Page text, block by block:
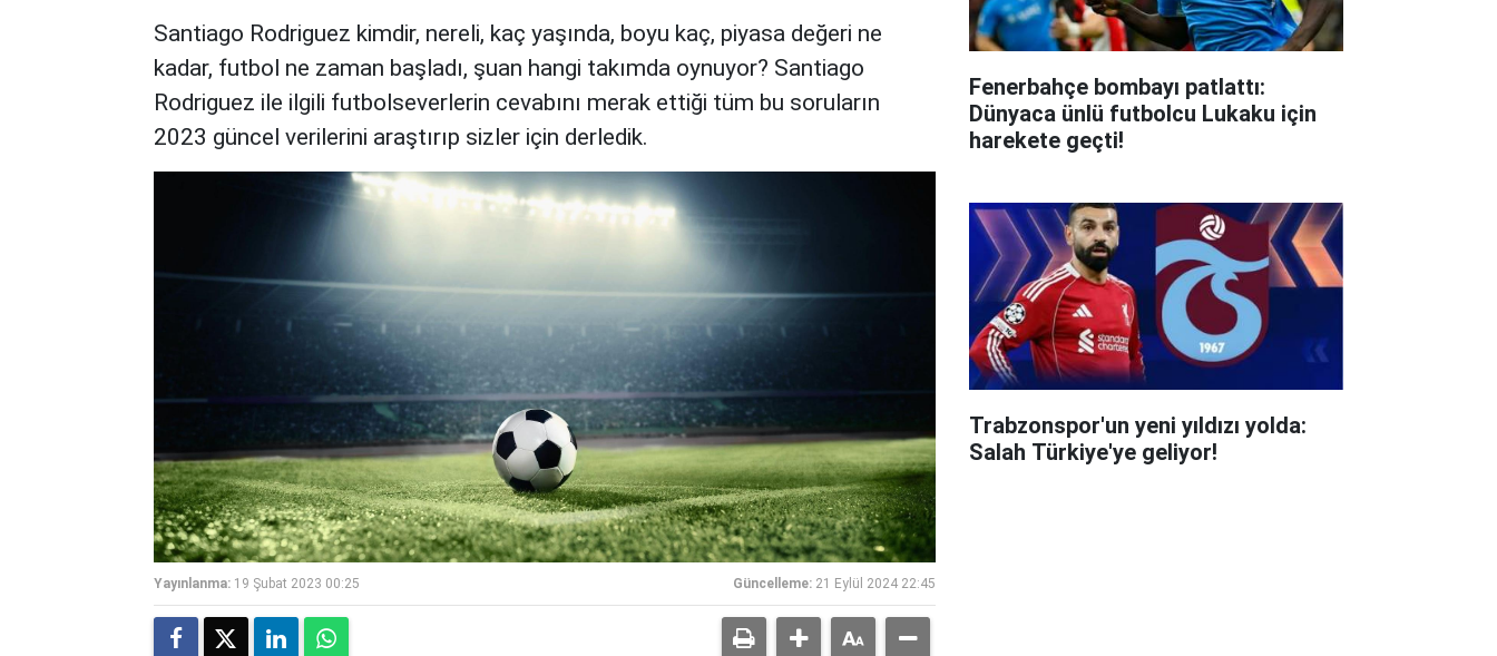
Santiago Rodriguez kimdir, nereli, kaç yaşında, boyu kaç, piyasa değeri ne
kadar, futbol ne zaman başladı, şuan hangi takımda oynuyor? Santiago
Rodriguez ile ilgili futbolseverlerin cevabını merak ettiği tüm bu soruların
2023 güncel verilerini araştırıp sizler için derledik.
Yayınlanma: 19 Şubat 2023 00:25 Güncelleme: 21 Eylül 2024 22:45
Fenerbahçe bombayı patlattı:
Dünyaca ünlü futbolcu Lukaku için
harekete geçti!
Trabzonspor'un yeni yıldızı yolda:
Salah Türkiye'ye geliyor!